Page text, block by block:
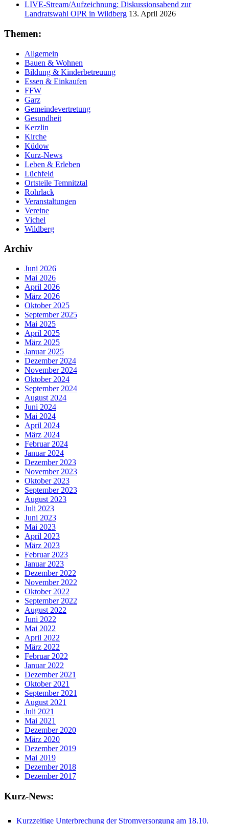
LIVE-Stream/Aufzeichnung: Diskussionsabend zur
Landratswahl OPR in Wildberg 13. April 2026
Themen:
Allgemein
Bauen & Wohnen
Bildung & Kinderbetreuung
Essen & Einkaufen
FFW
Garz
Gemeindevertretung
Gesundheit
Kerzlin
Kirche
Küdow
Kurz-News
Leben & Erleben
Lüchfeld
Ortsteile Temnitztal
Rohrlack
Veranstaltungen
Vereine
Vichel
Wildberg
Archiv
Juni 2026
Mai 2026
April 2026
März 2026
Oktober 2025
September 2025
Mai 2025
April 2025
März 2025
Januar 2025
Dezember 2024
November 2024
Oktober 2024
September 2024
August 2024
Juni 2024
Mai 2024
April 2024
März 2024
Februar 2024
Januar 2024
Dezember 2023
November 2023
Oktober 2023
September 2023
August 2023
Juli 2023
Juni 2023
Mai 2023
April 2023
März 2023
Februar 2023
Januar 2023
Dezember 2022
November 2022
Oktober 2022
September 2022
August 2022
Juni 2022
Mai 2022
April 2022
März 2022
Februar 2022
Januar 2022
Dezember 2021
Oktober 2021
September 2021
August 2021
Juli 2021
Mai 2021
Dezember 2020
März 2020
Dezember 2019
Mai 2019
Dezember 2018
Dezember 2017
Kurz-News:
Kurzzeitige Unterbrechung der Stromversorgung am 18.10.